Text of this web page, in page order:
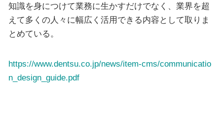
知識を身につけて業務に生かすだけでなく、業界を超
えて多くの人々に幅広く活用できる内容として取りま
とめている。
https://www.dentsu.co.jp/news/item-cms/communicatio
n_design_guide.pdf